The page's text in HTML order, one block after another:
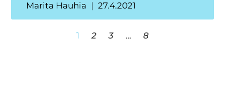
Marita Hauhia 27.4.2021
1 2 3 … 8